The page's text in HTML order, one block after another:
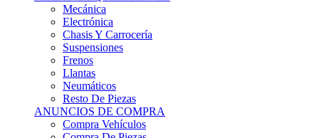
Electrónica
Chasis Y Carrocería
Suspensiones
Frenos
Llantas
Neumáticos
Resto De Piezas
ANUNCIOS DE COMPRA
Compra Vehículos
Compra De Piezas
CARCROSS Y FÓRMULAS